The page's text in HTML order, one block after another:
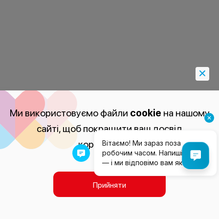
Ми використовуємо файли cookie на нашому
сайті, щоб покращити ваш досвід
користування.
Прийняти